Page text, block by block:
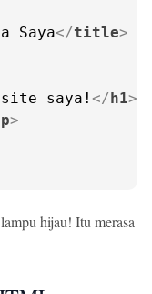
Saya</title>
saya! </h1>
p>
hijau! Itu merasa